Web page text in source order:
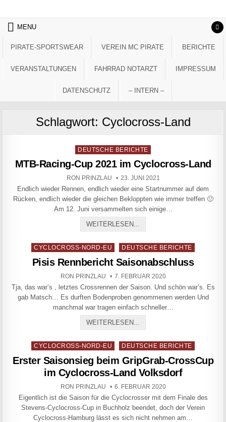
MENU
PIRATE-SPORTSWEAR VEREIN MC PIRATE BERICHTE
VERANSTALTUNGEN FAHRRAD NOTARZT IMPRESSUM
DATENSCHUTZ – INTERN –
Schlagwort: Cyclocross-Land
Posted in
DEUTSCHE BERICHTE
MTB-Racing-Cup 2021 im Cyclocross-Land
AUTHOR:
RON PRINZLAU PUBLISHED DATE:
23. JUNI 2021
Endlich wieder Rennen, endlich wieder eine Startnummer auf dem
Rücken, endlich wieder die gleichen Bekloppten wie immer treffen 🙂
Am 12. Juni versammelten sich einige…
WEITERLESEN...
Posted in
CYCLOCROSS-NORD-EU DEUTSCHE BERICHTE
Pisis Rennbericht Saisonabschluss
AUTHOR:
RON PRINZLAU PUBLISHED DATE:
7. FEBRUAR 2020
Tja, das war’s , letztes Crossrennen der Saison. Und schön war’s. Es
gab Matsch… Es durften Bodenproben genommenen werden Und
manchmal war tragen einfach schneller…
WEITERLESEN...
Posted in
CYCLOCROSS-NORD-EU DEUTSCHE BERICHTE
Erster Saisonsieg beim GripGrab-CrossCup
im Cyclocross-Land Volksdorf
AUTHOR:
RON PRINZLAU PUBLISHED DATE:
6. FEBRUAR 2020
Eigentlich ist die Saison für die Cyclocrosser mit dem Finale des
Stevens-Cyclocross-Cup in Buchholz beendet, doch der Verein
Cyclocross-Hamburg lässt es sich nicht nehmen am…